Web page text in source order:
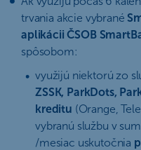
trvania akcie vybrané
aplikácii ČSOB
spôsobom:
využijú niektorú zo
ZSSK, ParkDots,
kreditu (Orange,
vybranú službu v
/mesiac uskutočnia